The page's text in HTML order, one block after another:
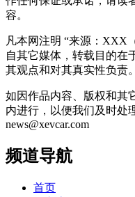
容。
凡本网注明 “来源：XXX
自其它媒体，转载目的在
其观点和对其真实性负责。
如因作品内容、版权和其
内进行，以便我们及时处
news@xevcar.com
频道导航
首页